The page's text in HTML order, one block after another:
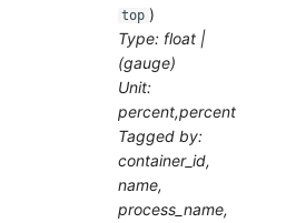
top )
Type: float |
(gauge)
Unit:
percent,percent
Tagged by:
container_id,
name,
process_name,